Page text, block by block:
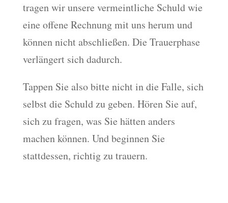
tragen wir unsere vermeintliche Schuld wie
eine offene Rechnung mit uns herum und
können nicht abschließen. Die Trauerphase
verlängert sich dadurch.
Tappen Sie also bitte nicht in die Falle, sich
selbst die Schuld zu geben. Hören Sie auf,
sich zu fragen, was Sie hätten anders
machen können. Und beginnen Sie
stattdessen, richtig zu trauern.